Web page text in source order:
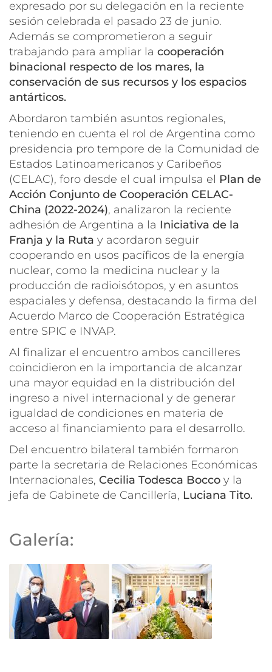
expresado por su delegación en la reciente
sesión celebrada el pasado 23 de junio.
Además se comprometieron a seguir
trabajando para ampliar la cooperación
binacional respecto de los mares, la
conservación de sus recursos y los espacios
antárticos.
Abordaron también asuntos regionales,
teniendo en cuenta el rol de Argentina como
presidencia pro tempore de la Comunidad de
Estados Latinoamericanos y Caribeños
(CELAC), foro desde el cual impulsa el Plan de
Acción Conjunto de Cooperación CELAC-
China (2022-2024), analizaron la reciente
adhesión de Argentina a la Iniciativa de la
Franja y la Ruta y acordaron seguir
cooperando en usos pacíficos de la energía
nuclear, como la medicina nuclear y la
producción de radioisótopos, y en asuntos
espaciales y defensa, destacando la firma del
Acuerdo Marco de Cooperación Estratégica
entre SPIC e INVAP.
Al finalizar el encuentro ambos cancilleres
coincidieron en la importancia de alcanzar
una mayor equidad en la distribución del
ingreso a nivel internacional y de generar
igualdad de condiciones en materia de
acceso al financiamiento para el desarrollo.
Del encuentro bilateral también formaron
parte la secretaria de Relaciones Económicas
Internacionales, Cecilia Todesca Bocco y la
jefa de Gabinete de Cancillería, Luciana Tito.
Galería: